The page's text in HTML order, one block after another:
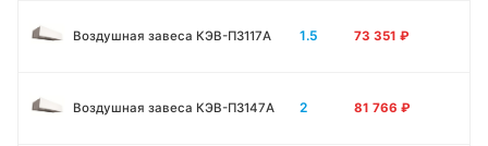
Воздушная завеса КЭВ-П3117A 1.5 73 351 ₽
Воздушная завеса КЭВ-П3147A 2 81 766 ₽